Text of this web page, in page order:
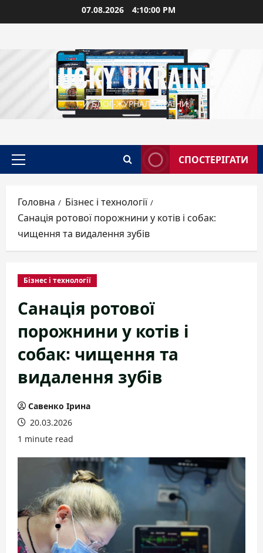
до
07.08.2026 4:10:01 PM
LUCKY UKRAINE
1-Й БЛОГ-ЖУРНАЛ УКРАЇНИ
Головне
СПОСТЕРІГАТИ
Головна
Бізнес і технології
Санація ротової порожнини у котів і собак:
чищення та видалення зубів
Бізнес і технології
Санація ротової
порожнини у котів і
собак: чищення та
видалення зубів
Савенко Ірина
20.03.2026
1 minute read